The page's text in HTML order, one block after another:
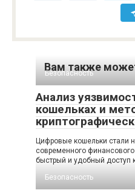
Вам также
Безопасность
Анализ
кошельках и
Цифровые кошельки стали
современного
быстрый и удобный доступ
Безопасность